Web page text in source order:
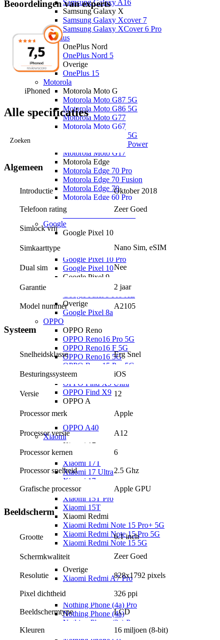
Samsung Galaxy A16
Samsung Galaxy X
Samsung Galaxy Xcover 7
Samsung Galaxy XCover 6 Pro
OnePlus
OnePlus Nord
OnePlus Nord 5
Overige
OnePlus 15
Motorola
Motorola Moto G
Motorola Moto G87 5G
Motorola Moto G86 5G
Motorola Moto G77
Motorola Moto G67
Motorola Moto G56 5G
Motorola Moto G17 Power
Motorola Moto G17
Motorola Edge
Motorola Edge 70 Pro
Motorola Edge 70 Fusion
Motorola Edge 70
Motorola Edge 60 Pro
Overige
Motorola Razr 60 Ultra
Google
Google Pixel 10
Google Pixel 10 Pro XL
Google Pixel 10 Pro
Google Pixel 10
Google Pixel 9
Overige
Google Pixel 8a
OPPO
OPPO Reno
OPPO Reno16 Pro 5G
OPPO Reno16 F 5G
OPPO Reno16 5G
OPPO Reno15 Pro 5G
OPPO Find X
OPPO Find X9 Ultra
OPPO Find X9
OPPO A
OPPO A6x 5G
OPPO A6 5G
OPPO A40
Xiaomi
Xiaomi 17
Xiaomi 17T Pro
Xiaomi 17T
Xiaomi 17 Ultra
Xiaomi 17
Xiaomi 15
Xiaomi 15T Pro
Xiaomi 15T
Xiaomi Redmi
Xiaomi Redmi Note 15 Pro+ 5G
Xiaomi Redmi Note 15 Pro 5G
Xiaomi Redmi Note 15 5G
Xiaomi Redmi Note 15
Xiaomi Redmi 15C
Overige
Xiaomi Redmi A7 Pro
Nothing
Nothing Phone (4a) Pro
Nothing Phone (4a)
Nothing Phone (3a) Pro
Nothing Phone (3a) Lite
Beoordelingen van experts
iPhoned
Alle specificaties
Zoeken
Algemeen
Introductie Oktober 2018
Telefoon rating Zeer Goed
Simlock vrij
Simkaarttype Nano Sim, eSIM
Dual sim Nee
Garantie 2 jaar
Model nummer A2105
Systeem
Snelheidsklasse Erg Snel
Besturingssysteem iOS
Versie 12
Processor merk Apple
Processor versie A12
Processor kernen 6
Processor snelheid 2.5 Ghz
Grafische processor Apple GPU
Beeldscherm
Grootte 6.1 inch
Schermkwaliteit Zeer Goed
Resolutie 828x1792 pixels
Pixel dichtheid 326 ppi
Beeldschermtype LCD
Kleuren 16 miljoen (8-bit)